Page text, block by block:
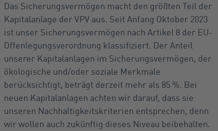
Das Sicherungsvermögen macht den größten Teil der
Kapitalanlage der VPV aus. Seit Anfang Oktober 2023
ist unser Sicherungsvermögen nach Artikel 8 der EU-
Offenlegungsverordnung klassifiziert. Der Anteil
unserer Kapitalanlagen im Sicherungsvermögen, der
ökologische und/oder soziale Merkmale
berücksichtigt, beträgt derzeit mehr als 85 %. Bei
neuen Kapitalanlagen achten wir darauf, dass sie
unseren Nachhaltigkeitskriterien entsprechen, denn
wir wollen auch zukünftig dieses Niveau beibehalten.